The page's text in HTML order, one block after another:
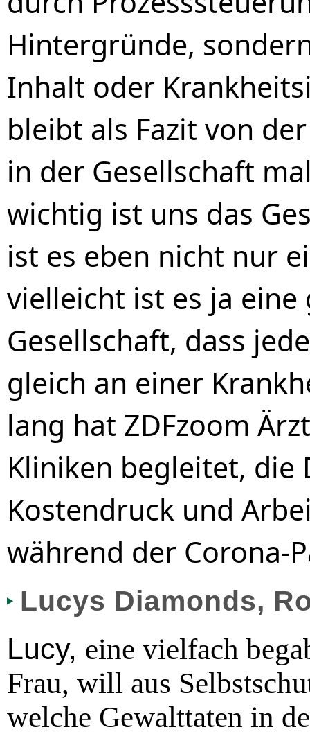
Hintergründe,
Inhalt oder
bleibt als Fazit von
in der Gesellschaft
wichtig ist uns das
ist es eben nicht nur
vielleicht ist es ja eine
Gesellschaft, dass
gleich an einer
lang hat ZDFzoom
Kliniken begleitet,
Kostendruck und
während der Corona-
Lucys Diamonds,
Lucy, eine vielfach
Frau, will aus
welche Gewalttaten in